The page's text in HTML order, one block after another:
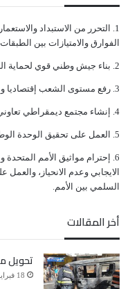
ﺍﻟﺘﺤﺮﺭ ﻣﻦ ﺍﻻﺳﺘﺒﺪﺍﺩ
ﺍﻟﻔﻮﺍﺭﻕ ﻭﺍﻻﻣﺘﻴﺎﺯﺍﺕ ﺑﻴﻦ ﺍﻟﻄﺒﻘﺎﺕ.
ﺑﻨﺎﺀ ﺟﻴﺶ ﻭﻃﻨﻲ ﻗﻮﻱ ﻟﺤﻤﺎﻳﺔ
ﺭﻓﻊ ﻣﺴﺘﻮﻯ ﺍﻟﺸﻌﺐ ﺇﻗﺘﺼﺎﺩﻳﺎ
ﺇﻧﺸﺎﺀ ﻣﺠﺘﻤﻊ ﺩﻳﻤﻘﺮﺍﻃﻲ
ﺍﻟﻌﻤﻞ ﻋﻠﻰ ﺗﺤﻘﻴﻖ ﺍﻟﻮﺣﺪﺓ
ﺇﺣﺘﺮﺍﻡ ﻣﻮﺍﺛﻴﻖ الأﻣﻢ ﺍﻟﻤﺘﺤﺪﺓ
ﺍﻻﻳﺠﺎﺑﻲ ﻭﻋﺪﻡ ﺍﻻﻧﺤﻴﺎﺯ، ﻭﺍﻟﻌﻤﻞ
ﺍﻟﺴﻠﻤﻲ ﺑﻴﻦ ﺍﻷﻣﻢ.
أخر المقالات
تحويل
18 فبراير، 2025